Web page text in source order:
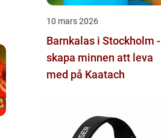
10 mars 2026
Barnkalas i Stockholm -
skapa minnen att leva
med på Kaatach